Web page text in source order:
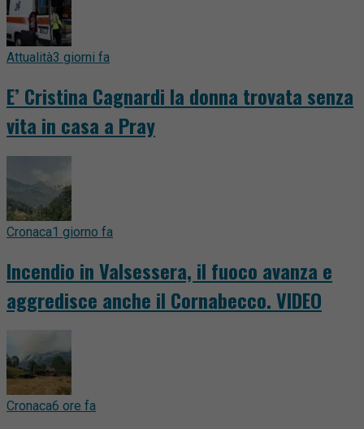
Attualità3 giorni fa
E’ Cristina Cagnardi la donna trovata senza
vita in casa a Pray
Cronaca1 giorno fa
Incendio in Valsessera, il fuoco avanza e
aggredisce anche il Cornabecco. VIDEO
Cronaca6 ore fa